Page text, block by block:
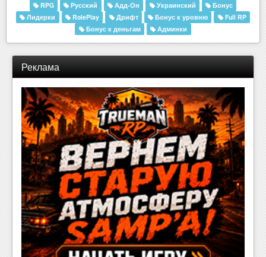
RPG
Русский Адд-Он Украинский
Бонус
Лидерки
RolePlay Дрифт Бонус к уровню
Full RP
Бонус к деньгам
Админки
Реклама